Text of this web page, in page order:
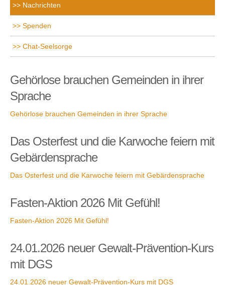
Nachrichten
Spenden
Chat-Seelsorge
Gehörlose brauchen Gemeinden in ihrer
Sprache
Gehörlose brauchen Gemeinden in ihrer Sprache
Das Osterfest und die Karwoche feiern mit
Gebärdensprache
Das Osterfest und die Karwoche feiern mit Gebärdensprache
Fasten-Aktion 2026 Mit Gefühl!
Fasten-Aktion 2026 Mit Gefühl!
24.01.2026 neuer Gewalt-Prävention-Kurs
mit DGS
24.01.2026 neuer Gewalt-Prävention-Kurs mit DGS